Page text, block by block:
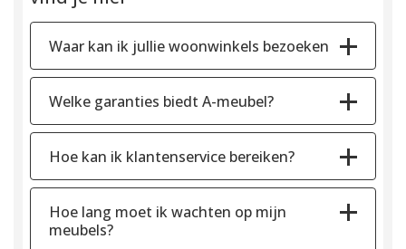
Waar kan ik jullie woonwinkels bezoeken
Welke garanties biedt A-meubel?
Hoe kan ik klantenservice bereiken?
Hoe lang moet ik wachten op mijn
meubels?